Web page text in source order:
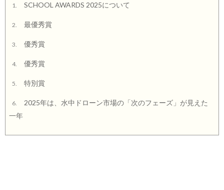
1. SCHOOL AWARDS 2025について
2. 最優秀賞
3. 優秀賞
4. 優秀賞
5. 特別賞
6.
2025年は、水中ドローン市場の「次のフェーズ」が見えた
一年